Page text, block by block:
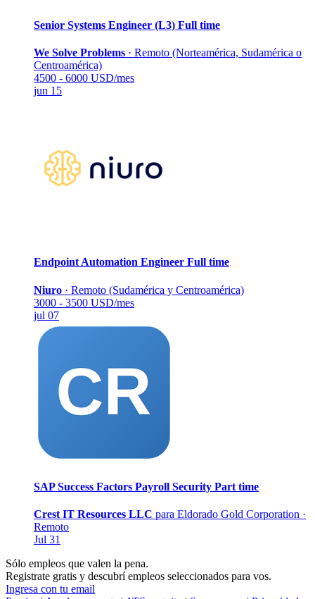
Senior Systems Engineer (L3) Full time
We Solve Problems · Remoto (Norteamérica, Sudamérica o
Centroamérica)
4500 - 6000 USD/mes
jun 15
Endpoint Automation Engineer Full time
Niuro · Remoto (Sudamérica y Centroamérica)
3000 - 3500 USD/mes
jul 07
SAP Success Factors Payroll Security Part time
Crest IT Resources LLC para Eldorado Gold Corporation ·
Remoto
Jul 31
Sólo empleos que valen la pena.
Registrate gratis y descubrí empleos seleccionados para vos.
Ingresa con tu email